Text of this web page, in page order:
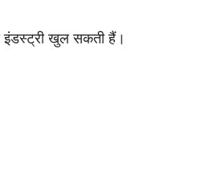
इंडस्ट्री खुल सकती हैं।